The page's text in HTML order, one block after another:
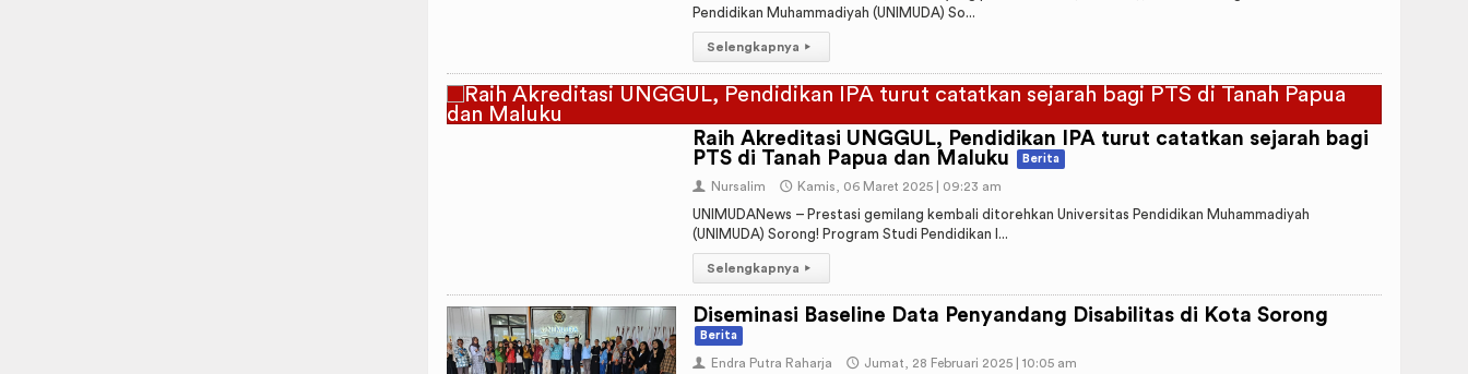
Pendidikan Muhammadiyah (UNIMUDA) So...
Selengkapnya ▸
Raih Akreditasi UNGGUL, Pendidikan IPA turut catatkan sejarah bagi
PTS di Tanah Papua dan Maluku
Berita
👤 Nursalim 🕔 Kamis, 06 Maret 2025 | 09:23 am
UNIMUDANews – Prestasi gemilang kembali ditorehkan Universitas Pendidikan Muhammadiyah
(UNIMUDA) Sorong! Program Studi Pendidikan I...
Selengkapnya ▸
Diseminasi Baseline Data Penyandang Disabilitas di Kota Sorong
Berita
👤 Endra Putra Raharja 🕔 Jumat, 28 Februari 2025 | 10:05 am